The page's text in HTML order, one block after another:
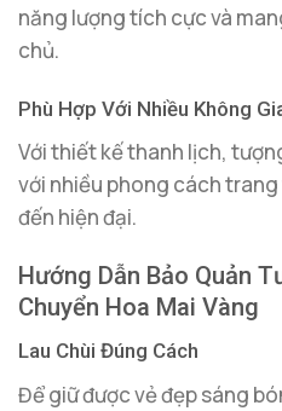
năng lượng tích cực và
chủ.
Phù Hợp Với Nhiều Không
Với thiết kế thanh lịch,
với nhiều phong cách
đến hiện đại.
Hướng Dẫn Bảo Quản
Chuyển Hoa Mai Vàng
Lau Chùi Đúng Cách
Để giữ được vẻ đẹp sáng